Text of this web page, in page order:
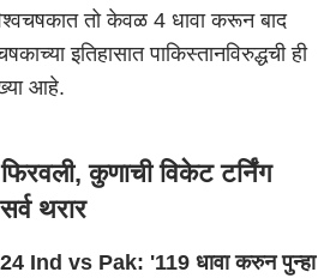
तो केवळ 4 धावा करून बाद
इतिहासात पाकिस्तानविरुद्धची ही
आहे.
कुणाची विकेट टर्निंग
थरार
Ind vs Pak: '119 धावा करुन पुन्हा